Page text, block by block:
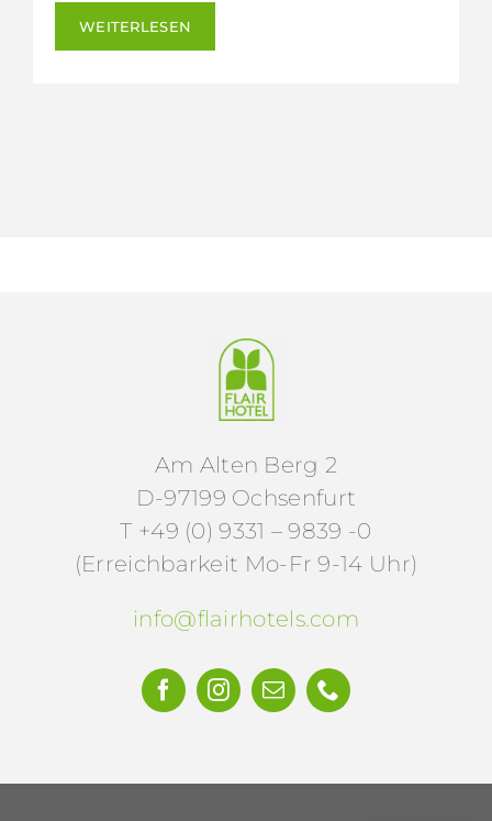
WEITERLESEN
Am Alten Berg 2
D-97199 Ochsenfurt
T +49 (0) 9331 – 9839 -0
(Erreichbarkeit Mo-Fr 9-14 Uhr)
info@flairhotels.com